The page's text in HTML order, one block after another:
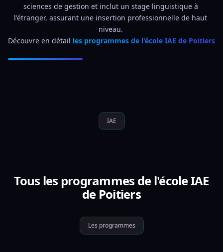
sciences de gestion et inclut un stage linguistique à
l'étranger, assurant une insertion professionnelle de haut
niveau.
Découvre en détail les programmes de l'école IAE de Poitiers
IAE
Tous les programmes de l'école IAE
de Poitiers
Les programmes